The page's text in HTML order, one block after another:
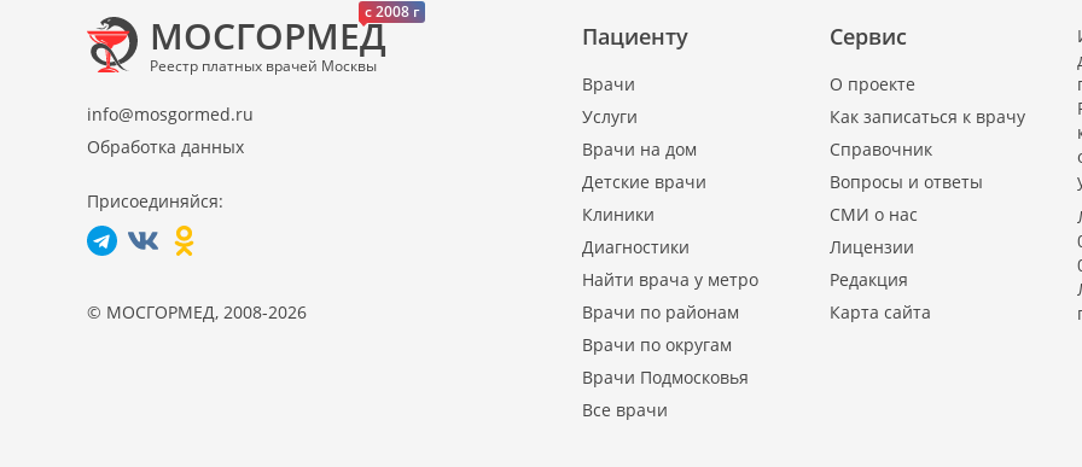
c 2008 г
МОСГОРМЕД
Реестр платных врачей Москвы
info@mosgormed.ru
Обработка данных
Присоединяйся:
© МОСГОРМЕД, 2008-2026
Пациенту
Врачи
Услуги
Врачи на дом
Детские врачи
Клиники
Диагностики
Найти врача у метро
Врачи по районам
Врачи по округам
Врачи Подмосковья
Все врачи
Сервис
О проекте
Как записаться к врачу
Справочник
Вопросы и ответы
СМИ о нас
Лицензии
Редакция
Карта сайта